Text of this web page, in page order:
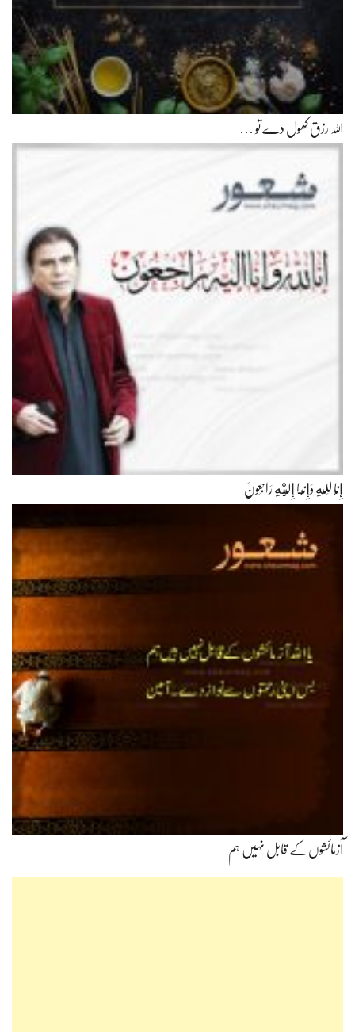
اللہ رزق کھول دے تو …
إِنَّا لِلّهِ وَإِنَّـا إِلَيْهِ رَاجِعونَ
آزمائشوں‌کے قابل نہیں ہم